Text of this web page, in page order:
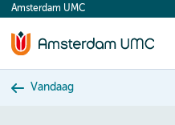
content
Amsterdam UMC
Vandaag